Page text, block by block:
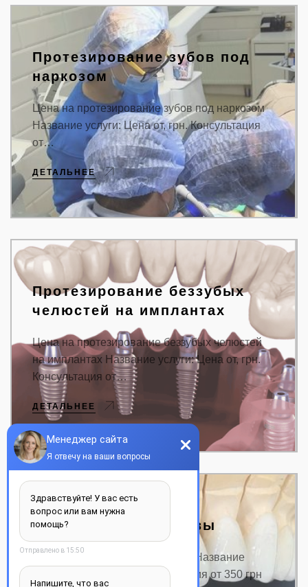
Протезирование зубов под
наркозом
Цена на протезирование зубов под наркозом
Название услуги: Цена от, грн. Консультация
от…
ДЕТАЛЬНЕЕ
Протезирование беззубых
челюстей на имплантах
Цена на протезирование беззубых челюстей
на имплантах Название услуги: Цена от, грн.
Консультация от…
ДЕТАЛЬНЕЕ
Мостовидные протезы
Цена на мостовидные протезы Название
услуги: Цена от, грн. Консультация от 350 грн